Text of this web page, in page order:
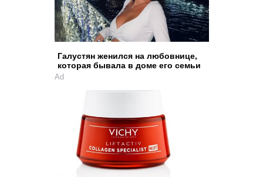
Галустян женился на любовнице,
которая бывала в доме его семьи
Ad